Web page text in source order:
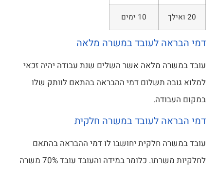
20 ואילך 10 ימים
דמי הבראה לעובד במשרה מלאה
עובד במשרה מלאה אשר השלים שנת עבודה יהיה זכאי
למלוא גובה תשלום דמי ההבראה בהתאם לוותק שלו
במקום העבודה.
דמי הבראה לעובד במשרה חלקית
עובד במשרה חלקית יחושבו לו דמי ההבראה בהתאם
לחלקיות משרתו. כלומר במידה והעובד עובד 70% משרה